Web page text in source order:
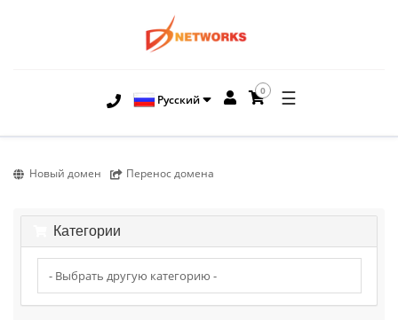
Русский
0 ☰
Новый домен Перенос домена
Категории